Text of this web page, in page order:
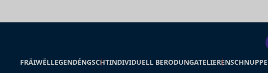
FRÄIWËLLEGENDÉNGSCHTINDIVIDUELL BERODUNGATELIEREN